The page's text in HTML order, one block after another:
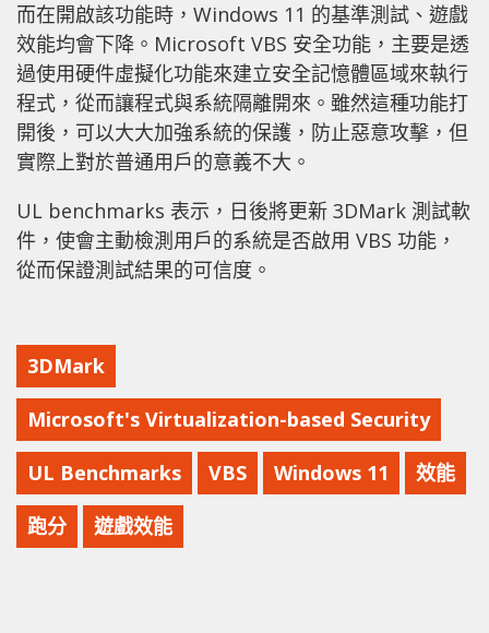
而在開啟該功能時，Windows 11 的基準測試、遊戲
效能均會下降。Microsoft VBS 安全功能，主要是透
過使用硬件虛擬化功能來建立安全記憶體區域來執行
程式，從而讓程式與系統隔離開來。雖然這種功能打
開後，可以大大加強系統的保護，防止惡意攻擊，但
實際上對於普通用戶的意義不大。
UL benchmarks 表示，日後將更新 3DMark 測試軟
件，使會主動檢測用戶的系統是否啟用 VBS 功能，
從而保證測試結果的可信度。
3DMark
Microsoft's Virtualization-based Security
UL Benchmarks VBS Windows 11 效能
跑分 遊戲效能